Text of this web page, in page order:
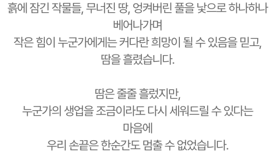
흙에 잠긴 작물들, 무너진 땅, 엉켜버린 풀을 낯으로 하나하나
베어나가며
작은 힘이 누군가에게는 커다란 희망이 될 수 있음을 믿고,
땀을 흘렸습니다.
땀은 줄줄 흘렀지만,
누군가의 생업을 조금이라도 다시 세워드릴 수 있다는
마음에
우리 손끝은 한순간도 멈출 수 없었습니다.